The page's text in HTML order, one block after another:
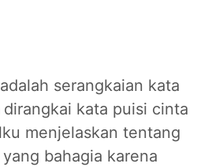
serangkaian kata
kata puisi cinta
menjelaskan tentang
bahagia karena